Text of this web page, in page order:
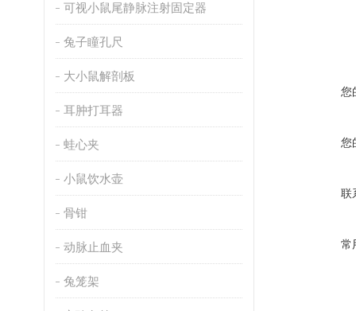
可视小鼠尾静脉注射固定器
兔子瞳孔尺
大小鼠解剖板
耳肿打耳器
蛙心夹
小鼠饮水壶
骨钳
动脉止血夹
兔笼架
您
您
联
常